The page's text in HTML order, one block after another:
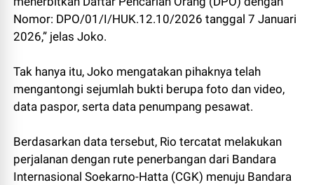
Nomor: DPO/01/I/HUK.12.10/2026 tanggal 7 Januari
2026,” jelas Joko.
Tak hanya itu, Joko mengatakan pihaknya telah
mengantongi sejumlah bukti berupa foto dan video,
data paspor, serta data penumpang pesawat.
Berdasarkan data tersebut, Rio tercatat melakukan
perjalanan dengan rute penerbangan dari Bandara
Internasional Soekarno-Hatta (CGK) menuju Bandara